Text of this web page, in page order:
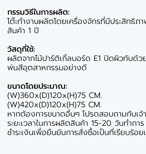
กรรมวิธีในการผลิต:
โต๊ะทำงานผลิตโดยเครื่องจักรที่มีประสิทธิภา
สินค้า 1 ปี
วัสดุที่ใช้:
ผลิตจากไม้ปาร์ติเกิ้ลบอร์ด E1 ปิดผิวทับด้ว
พ่นสีอุตสาหกรรมอย่างดี
ขนาดโดยประมาณ:
(W)360x(D)120x(H)75 CM.
(W)420x(D)120x(H)75 CM.
หากต้องการขนาดอื่นๆ โปรดสอบถามกับเจ้
ระยะเวลาในการผลิตสินค้า 15-20 วันทำก
ชำระเงินเพื่อยืนยันการสั่งซื้อเป็นที่เรียบร้อ